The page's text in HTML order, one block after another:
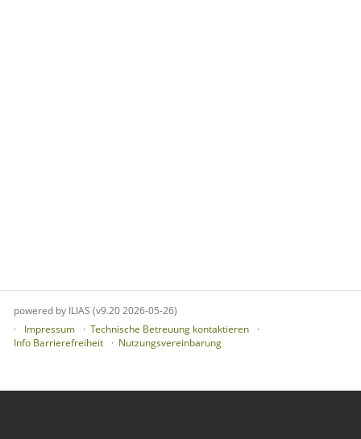
powered by ILIAS (v9.20 2026-05-26)
Impressum
Technische Betreuung kontaktieren
Info Barrierefreiheit
Nutzungsvereinbarung